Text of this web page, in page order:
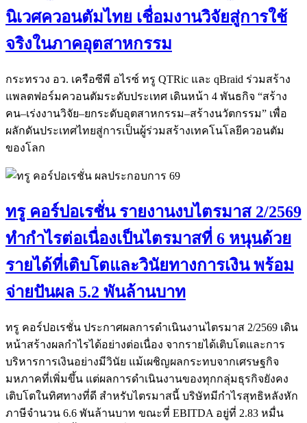
นิเวศควอนตัมไทย เชื่อมงานวิจัยสู่การใช้
จริงในภาคอุตสาหกรรม
กระทรวง อว. เครือซีพี อไรซ์ ทรู QTRic และ qBraid ร่วมสร้าง
แพลตฟอร์มควอนตัมระดับประเทศ เดินหน้า 4 พันธกิจ “สร้าง
คน–เร่งงานวิจัย–ยกระดับอุตสาหกรรม–สร้างนวัตกรรม” เพื่อ
ผลักดันประเทศไทยสู่การเป็นผู้ร่วมสร้างเทคโนโลยีควอนตัม
ของโลก
ทรู คอร์ปอเรชั่น รายงานงบไตรมาส 2/2569
ทำกำไรต่อเนื่องเป็นไตรมาสที่ 6 หนุนด้วย
รายได้ที่เติบโตและวินัยทางการเงิน พร้อม
จ่ายปันผล 5.2 พันล้านบาท
ทรู คอร์ปอเรชั่น ประกาศผลการดำเนินงานไตรมาส 2/2569 เดิน
หน้าสร้างผลกำไรได้อย่างต่อเนื่อง จากรายได้เติบโตและการ
บริหารการเงินอย่างมีวินัย แม้เผชิญผลกระทบจากเศรษฐกิจ
มหภาคที่เพิ่มขึ้น แต่ผลการดำเนินงานของทุกกลุ่มธุรกิจยังคง
เติบโตในทิศทางที่ดี สำหรับไตรมาสนี้ บริษัทมีกำไรสุทธิหลังหัก
ภาษีจำนวน 6.6 พันล้านบาท ขณะที่ EBITDA อยู่ที่ 2.83 หมื่น